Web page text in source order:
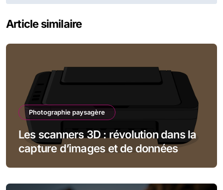
l’article
Article similaire
Photographie paysagère
Les scanners 3D : révolution dans la
capture d’images et de données